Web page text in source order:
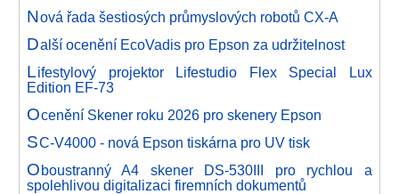
Nová řada šestiosých průmyslových robotů CX-A
Další ocenění EcoVadis pro Epson za udržitelnost
Lifestylový projektor Lifestudio Flex Special Lux
Edition EF-73
Ocenění Skener roku 2026 pro skenery Epson
SC-V4000 - nová Epson tiskárna pro UV tisk
Oboustranný A4 skener DS-530III pro rychlou a
spolehlivou digitalizaci firemních dokumentů